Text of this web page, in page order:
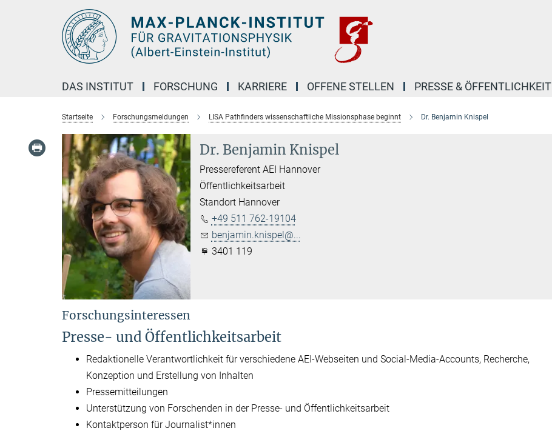
DAS INSTITUT FORSCHUNG KARRIERE OFFENE STELLEN PRESSE & ÖFFENTLICHKEIT
Startseite Forschungsmeldungen LISA Pathfinders wissenschaftliche Missionsphase beginnt Dr. Benjamin Knispel
Dr. Benjamin Knispel
Pressereferent AEI Hannover
Öffentlichkeitsarbeit
Standort Hannover
+49 511 762-19104
benjamin.knispel@...
3401 119
Forschungsinteressen
Presse- und Öffentlichkeitsarbeit
Redaktionelle Verantwortlichkeit für verschiedene AEI-Webseiten und Social-Media-Accounts, Recherche,
Konzeption und Erstellung von Inhalten
Pressemitteilungen
Unterstützung von Forschenden in der Presse- und Öffentlichkeitsarbeit
Kontaktperson für Journalist*innen